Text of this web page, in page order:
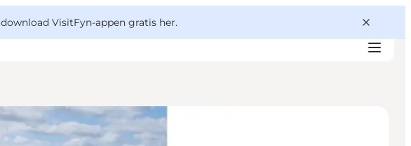
download VisitFyn-appen gratis her.